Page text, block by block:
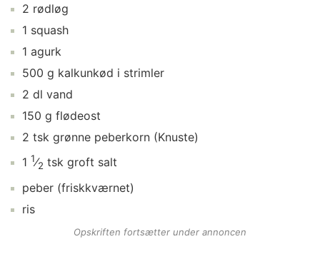
2 rødløg
1 squash
1 agurk
500 g kalkunkød i strimler
2 dl vand
150 g flødeost
2 tsk grønne peberkorn (Knuste)
1 1⁄2 tsk groft salt
peber (friskkværnet)
ris
Opskriften fortsætter under annoncen